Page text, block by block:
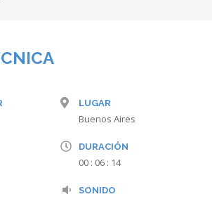
LUGAR
Buenos Aires
DURACIÓN
00 : 06 : 14
SONIDO